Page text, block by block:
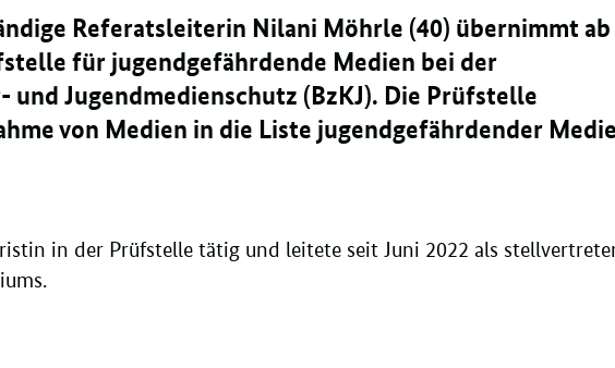
Referatsleiterin Nilani Möhrle (40) übernimmt ab
für jugendgefährdende Medien bei der
Jugendmedienschutz (BzKJ). Die Prüfstelle
von Medien in die Liste jugendgefährdender
in der Prüfstelle tätig und leitete seit Juni 2022 als